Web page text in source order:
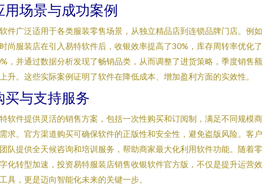
用场景与成功案例
件广泛适用于各类服装零售场景，从独立精品店到连锁品牌门店。例
尚服装店在引入易特软件后，收银效率提高了30%，库存周转率优化了
，并通过数据分析发现了畅销品类，从而调整了进货策略，季度销售
升。这些实际案例证明了软件在降低成本、增加盈利方面的实效性。
买与支持服务
软件提供灵活的销售方案，包括一次性购买和订阅制，满足不同规模
求。官方渠道购买可确保软件的正版性和安全性，避免盗版风险。客
队提供全天候咨询和培训服务，帮助商家最大化利用软件功能。随着
化转型加速，投资易特服装店销售收银软件官方版，不仅是提升运营
具，更是迈向智能化未来的关键一步。